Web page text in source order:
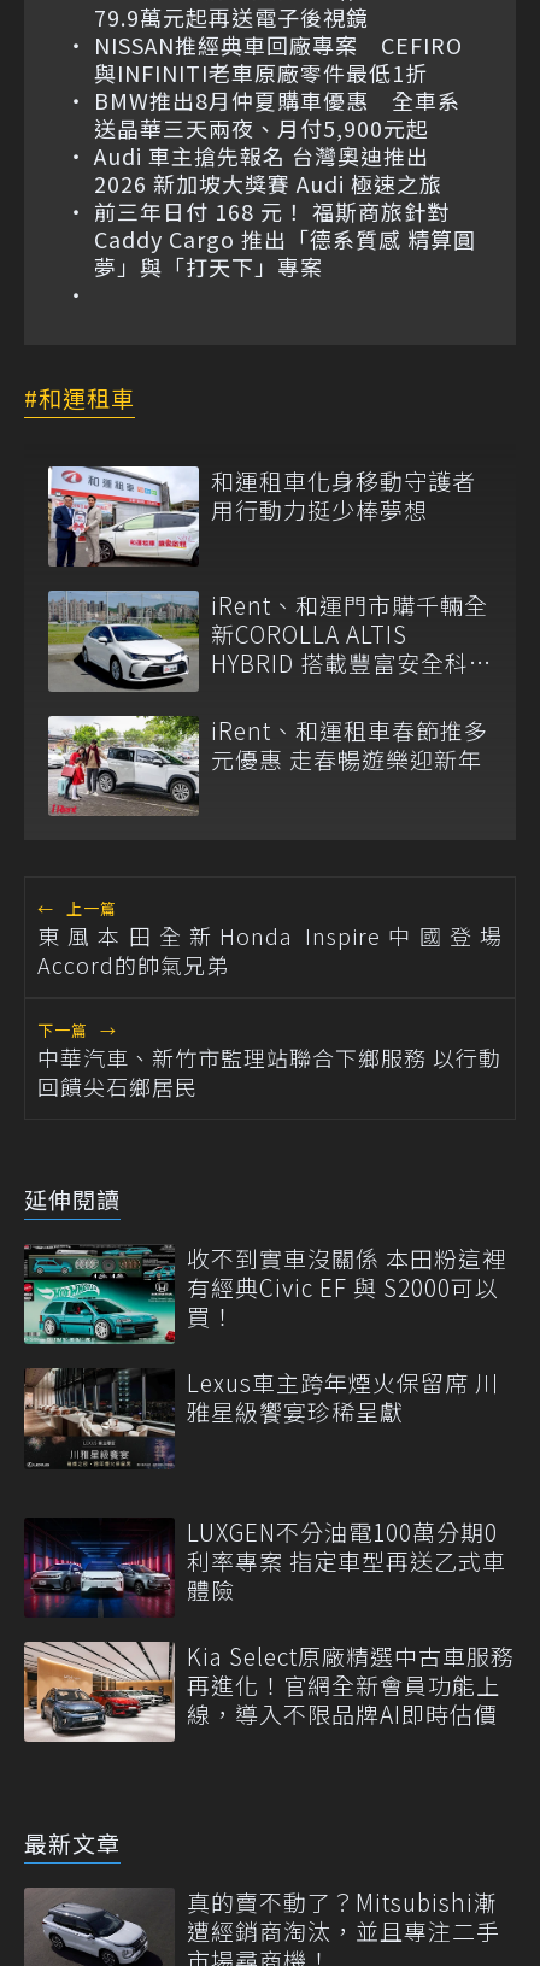
79.9萬元起再送電子後視鏡
NISSAN推經典車回廠專案 CEFIRO
與INFINITI老車原廠零件最低1折
BMW推出8月仲夏購車優惠 全車系
送晶華三天兩夜、月付5,900元起
Audi 車主搶先報名 台灣奧迪推出
2026 新加坡大獎賽 Audi 極速之旅
前三年日付 168 元！ 福斯商旅針對
Caddy Cargo 推出「德系質感 精算圓
夢」與「打天下」專案
和運租車
和運租車化身移動守護者
用行動力挺少棒夢想
iRent、和運門市購千輛全
新COROLLA ALTIS
HYBRID 搭載豐富安全科
iRent、和運租車春節推多
元優惠 走春暢遊樂迎新年
← 上一篇
東風本田全新Honda Inspire中國登場
Accord的帥氣兄弟
下一篇 →
中華汽車、新竹市監理站聯合下鄉服務 以行動
回饋尖石鄉居民
延伸閱讀
收不到實車沒關係 本田粉這裡
有經典Civic EF 與 S2000可以
買！
Lexus車主跨年煙火保留席 川
雅星級饗宴珍稀呈獻
LUXGEN不分油電100萬分期0
利率專案 指定車型再送乙式車
體險
Kia Select原廠精選中古車服務
再進化！官網全新會員功能上
線，導入不限品牌AI即時估價
最新文章
真的賣不動了？Mitsubishi漸
遭經銷商淘汰，並且專注二手
市場尋商機！